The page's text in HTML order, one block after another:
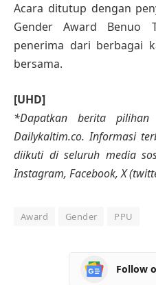
Acara ditutup dengan
Gender Award Benuo
penerima dari berbagai
bersama.
[UHD]
*Dapatkan berita
Dailykaltim.co. Informasi
diikuti di seluruh media
Instagram, Facebook, X
Award Gender PPU
Follow